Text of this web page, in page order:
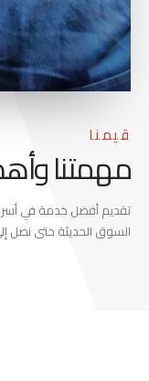
قيمنا
مهمتنا
تقديم أفضل خدمة في
السوق الحديثة حتى نصل